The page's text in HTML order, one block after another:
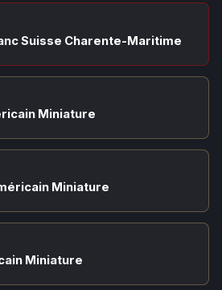
Suisse Charente-Maritime
Miniature
Miniature
Miniature